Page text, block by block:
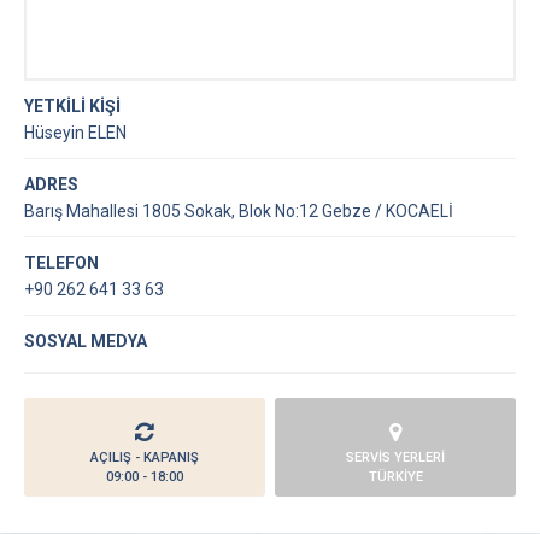
YETKİLİ KİŞİ
Hüseyin ELEN
ADRES
Barış Mahallesi 1805 Sokak, Blok No:12 Gebze / KOCAELİ
TELEFON
+90 262 641 33 63
SOSYAL MEDYA
AÇILIŞ - KAPANIŞ
09:00 - 18:00
SERVİS YERLERİ
TÜRKİYE